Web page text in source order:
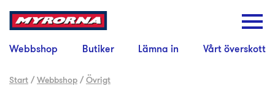
Webbshop Butiker Lämna in Vårt överskott
Start /Webbshop /Övrigt